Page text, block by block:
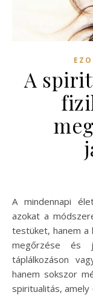
A
A mindennapi élet rohanásában egyre többen keresik
azokat a
testüket, hanem a
megőrzése és
táplálkozáson
hanem sokszor
spiritualitás,